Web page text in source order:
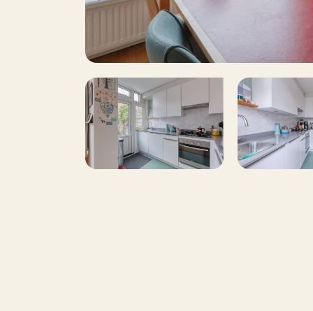
Inclusief BTW
Huisdieren toegestaan